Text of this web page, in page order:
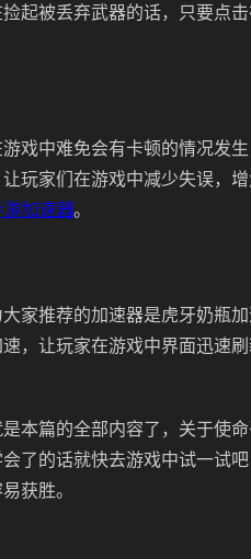
起被丢弃武器的话，只要点
戏中难免会有卡顿的情况发
玩家们在游戏中减少失误，
加速器。
家推荐的加速器是虎牙奶瓶
，让玩家在游戏中界面迅速
本篇的全部内容了，关于使
了的话就快去游戏中试一试
获胜。